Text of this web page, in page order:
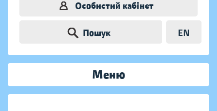
Особистий кабінет
Пошук EN
Меню